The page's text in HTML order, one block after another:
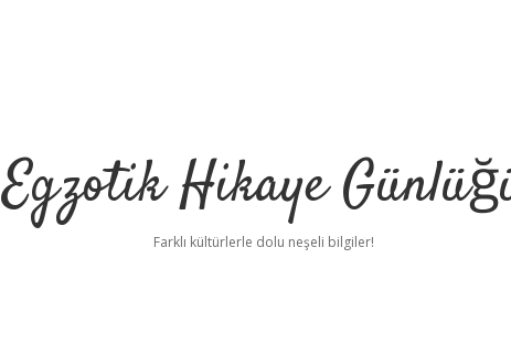
Egzotik Hikaye
Farklı kültürlerle dolu neşeli bilgiler!